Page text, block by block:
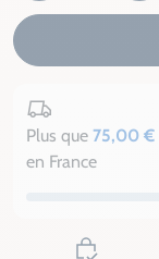
Plus que 75,00 €
en France